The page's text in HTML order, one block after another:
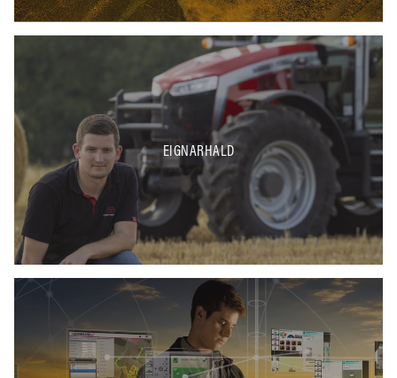
EIGNARHALD